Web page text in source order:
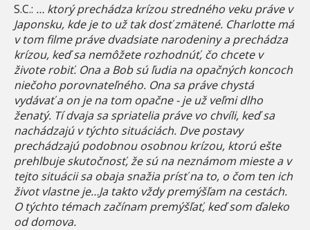
S.C.: … ktorý prechádza krízou stredného veku práve v
Japonsku, kde je to už tak dosť zmätené. Charlotte má
v tom filme práve dvadsiate narodeniny a prechádza
krízou, keď sa nemôžete rozhodnúť, čo chcete v
živote robiť. Ona a Bob sú ľudia na opačných koncoch
niečoho porovnateľného. Ona sa práve chystá
vydávať a on je na tom opačne - je už veľmi dlho
ženatý. Tí dvaja sa spriatelia práve vo chvíli, keď sa
nachádzajú v týchto situáciách. Dve postavy
prechádzajú podobnou osobnou krízou, ktorú ešte
prehlbuje skutočnosť, že sú na neznámom mieste a v
tejto situácii sa obaja snažia prísť na to, o čom ten ich
život vlastne je…Ja takto vždy premýšľam na cestách.
O týchto témach začínam premýšľať, keď som ďaleko
od domova.